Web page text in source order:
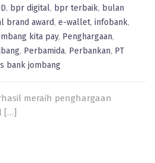
, bpr digital, bpr terbaik, bulan
brand award, e-wallet, infobank,
kita pay, Penghargaan,
, Perbamida, Perbankan, PT
bank jombang
meraih penghargaan
[…]